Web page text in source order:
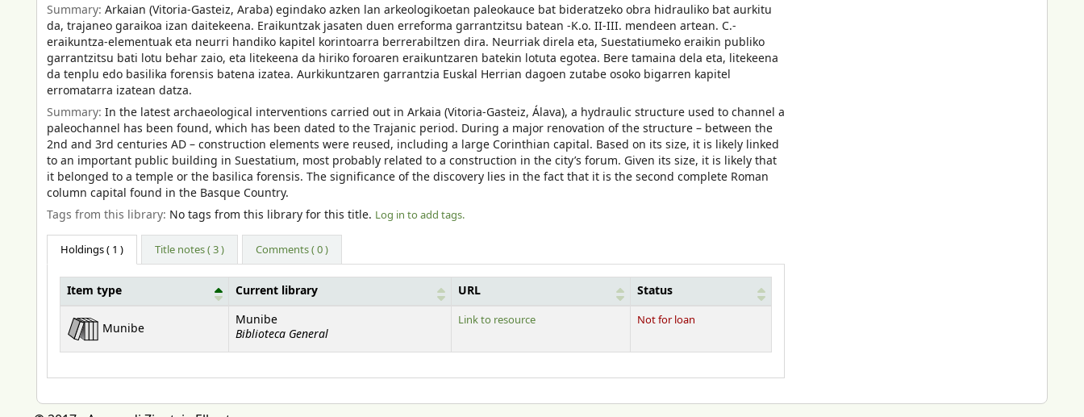
Summary: Arkaian (Vitoria-Gasteiz, Araba) egindako azken lan arkeologikoetan paleokauce bat bideratzeko obra hidrauliko bat aurkitu
da, trajaneo garaikoa izan daitekeena. Eraikuntzak jasaten duen erreforma garrantzitsu batean -K.o. II-III. mendeen artean. C.-
eraikuntza-elementuak eta neurri handiko kapitel korintoarra berrerabiltzen dira. Neurriak direla eta, Suestatiumeko eraikin publiko
garrantzitsu bati lotu behar zaio, eta litekeena da hiriko foroaren eraikuntzaren batekin lotuta egotea. Bere tamaina dela eta, litekeena
da tenplu edo basilika forensis batena izatea. Aurkikuntzaren garrantzia Euskal Herrian dagoen zutabe osoko bigarren kapitel
erromatarra izatean datza.
Summary: In the latest archaeological interventions carried out in Arkaia (Vitoria-Gasteiz, Álava), a hydraulic structure used to channel a
paleochannel has been found, which has been dated to the Trajanic period. During a major renovation of the structure – between the
2nd and 3rd centuries AD – construction elements were reused, including a large Corinthian capital. Based on its size, it is likely linked
to an important public building in Suestatium, most probably related to a construction in the city’s forum. Given its size, it is likely that
it belonged to a temple or the basilica forensis. The significance of the discovery lies in the fact that it is the second complete Roman
column capital found in the Basque Country.
Tags from this library: No tags from this library for this title. Log in to add tags.
Holdings( 1 ) Title notes ( 3 ) Comments ( 0 )
Holdings
Item type Current library URL Status
Munibe
Munibe
Biblioteca General
Link to resource Not for loan